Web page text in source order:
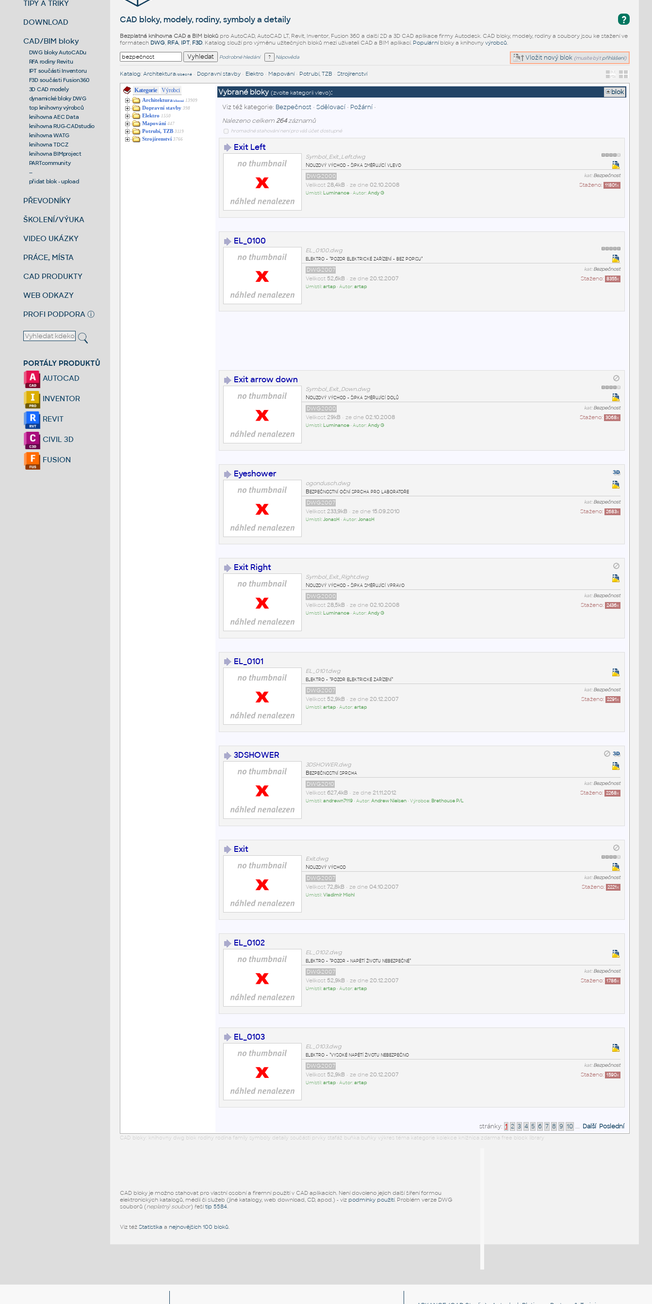
TIPY A TRIKY
DOWNLOAD
CAD/BIM bloky
DWG bloky AutoCADu
RFA rodiny Revitu
IPT součásti Inventoru
F3D součásti Fusion360
3D CAD modely
dynamické bloky DWG
top knihovny výrobců
knihovna AEC Data
knihovna RUG-CADstudio
knihovna WATG
knihovna TDCZ
knihovna BIMproject
PARTcommunity
--
přidat blok - upload
PŘEVODNÍKY
ŠKOLENÍ/VÝUKA
VIDEO UKÁZKY
PRÁCE, MÍSTA
CAD PRODUKTY
WEB ODKAZY
PROFI PODPORA ⓘ
PORTÁLY PRODUKTŮ
AUTOCAD
INVENTOR
REVIT
CIVIL 3D
FUSION
?
CAD bloky, modely, rodiny, symboly a detaily
Bezplatná knihovna CAD a BIM blokůpro AutoCAD, AutoCAD LT, Revit, Inventor, Fusion 360 a další 2D a 3D CAD aplikace firmy Autodesk. CAD bloky, modely, rodiny a soubory jsou ke stažení ve
formátech DWG, RFA, IPT, F3D. Katalog slouží pro výměnu užitečných bloků mezi uživateli CAD a BIM aplikací. Populárníbloky a knihovny výrobců.
Vložit nový blok (musíte být přihlášeni)
Podrobné hledání Nápověda
Katalog: Architektura /obecné• Dopravní stavby• Elektro• Mapování• Potrubí, TZB • Strojírenství
Kategorie Výrobci
Architektura/obecné 13909
Dopravní stavby 398
Elektro 1550
Mapování 447
Potrubí, TZB 3119
Strojírenství 3766
Vybrané bloky (zvolte kategorii vlevo):
blok
Viz též kategorie: Bezpečnost• Sdělovací• Požární•
Nalezeno celkem 264záznamů
hromadné stahování není pro váš účet dostupné
Exit Left
Symbol_Exit_Left.dwg
Nouzový východ - šipka směřující vlevo
kat:Bezpečnost
DWG2000
Staženo: 11801x
Velikost 28,4kB• ze dne 02.10.2008
Umístil: Luminance• Autor:Andy G
EL_0100
EL_0100.dwg
elektro - "pozor elektrické zařízení - bez popisu"
kat:Bezpečnost
DWG2007
Staženo: 8355x
Velikost 52,6kB• ze dne 20.12.2007
Umístil:artap• Autor:artap
Exit arrow down
Symbol_Exit_Down.dwg
Nouzový východ - šipka směřující dolů
kat:Bezpečnost
DWG2000
Staženo: 3068x
Velikost 29kB• ze dne 02.10.2008
Umístil: Luminance• Autor:Andy G
Eyeshower
ogondusch.dwg
Bezpečnostní oční sprcha pro laboratoře
kat:Bezpečnost
DWG2007
Staženo: 2683x
Velikost 233,9kB• ze dne 15.09.2010
Umístil:JonasH • Autor:JonasH
Exit Right
Symbol_Exit_Right.dwg
Nouzový východ - šipka směřující vpravo
kat:Bezpečnost
DWG2000
Staženo: 2436x
Velikost 28,5kB• ze dne 02.10.2008
Umístil: Luminance• Autor:Andy G
EL_0101
EL_0101.dwg
elektro - "pozor elektrické zařízení"
kat:Bezpečnost
DWG2007
Staženo: 2291x
Velikost 52,9kB• ze dne 20.12.2007
Umístil:artap• Autor:artap
3DSHOWER
3DSHOWER.dwg
Bezpečnostní sprcha
kat:Bezpečnost
DWG2010
Staženo: 2268x
Velikost 627,4kB• ze dne 21.11.2012
Umístil:andrewn7119• Autor:Andrew Nielsen• Výrobce: Brethouse P/L
Exit
Exit.dwg
Nouzový východ
kat:Bezpečnost
DWG2007
Staženo: 2221x
Velikost 72,8kB• ze dne 04.10.2007
Umístil:Vladimír Michl
EL_0102
EL_0102.dwg
elektro - "pozor - napětí životu nebezpečné"
kat:Bezpečnost
DWG2007
Staženo: 1786x
Velikost 52,9kB• ze dne 20.12.2007
Umístil:artap• Autor:artap
EL_0103
EL_0103.dwg
elektro - "vysoké napětí životu nebezpečno
kat:Bezpečnost
DWG2007
Staženo: 1590x
Velikost 52,9kB• ze dne 20.12.2007
Umístil:artap• Autor:artap
stránky: 1 2 3 4 5 6 7 8 9 10 ... Další Poslední
CAD bloky: knihovny dwg blok rodiny rodina family symboly detaily součásti prvky stafáž buňka buňky výkres téma kategorie kolekce knižnica zdarma free block library
CAD bloky je možno stahovat pro vlastní osobní a firemní použití v CAD aplikacích. Není dovoleno jejich další šíření formou
elektronických katalogů, médií či služeb (jiné katalogy, web download, CD, apod.) - viz podmínky použití. Problém verze DWG
souborů (neplatný soubor) řešítip 5584.
Viz též Statistika a nejnovějších 100 bloků.